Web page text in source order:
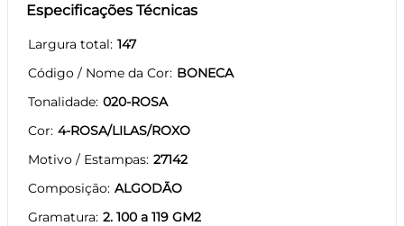
Especificações Técnicas
Largura total 147
Código / Nome da Cor BONECA
Tonalidade 020-ROSA
Cor 4-ROSA/LILAS/ROXO
Motivo / Estampas 27142
Composição ALGODÃO
Gramatura 2. 100 a 119 GM2